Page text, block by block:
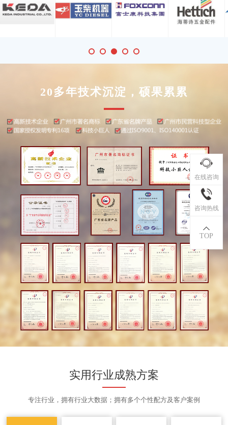
20多年技术沉淀，硕果累累
实用行业成熟方案
专注行业，拥有行业大数据；拥有多个个性配方及客户案例
在线咨询
咨询热线
TOP